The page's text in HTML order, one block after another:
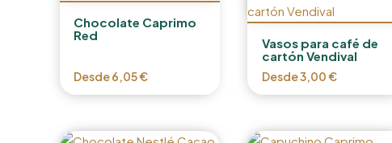
Chocolate Caprimo
Red
Desde6,05€
Vasos para café de
cartón Vendival
Desde3,00€